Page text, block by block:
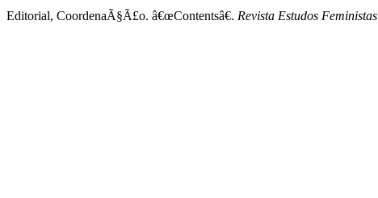
Editorial, CoordenaÃ§Ã£o. â€œContentsâ€. Revista Estudos Feministas